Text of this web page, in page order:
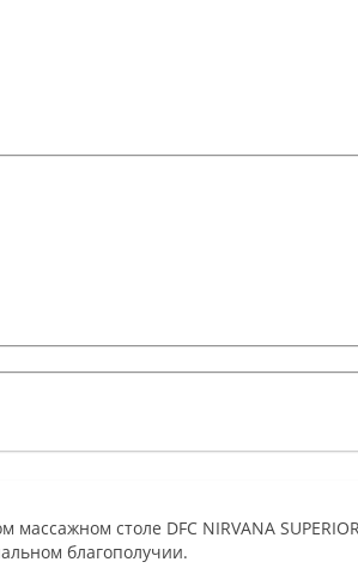
столе DFC NIRVANA
благополучии.